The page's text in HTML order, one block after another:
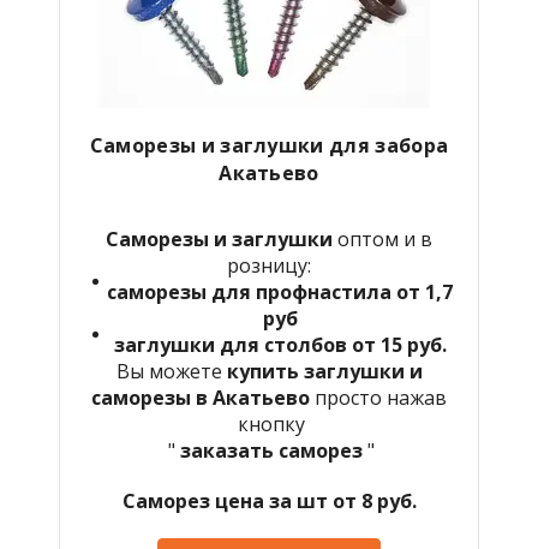
Саморезы и заглушки для забора
Акатьево
Саморезы и заглушки оптом и в
розницу:
саморезы для профнастила от 1,7
руб
заглушки для столбов от 15 руб.
Вы можете купить заглушки и
саморезы в Акатьево просто нажав
кнопку
" заказать саморез"
Саморез цена за шт от 8 руб.